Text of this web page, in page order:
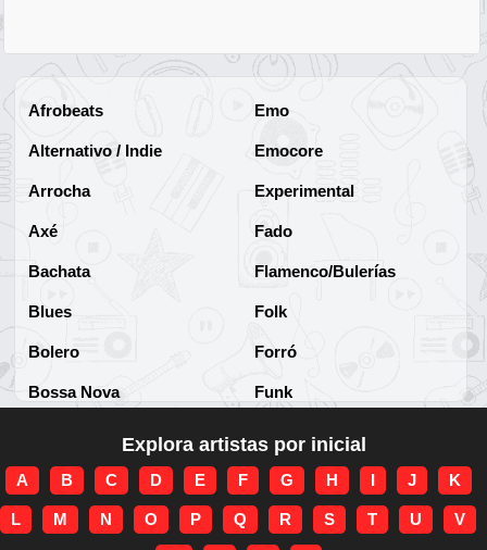
Afrobeats
Alternativo / Indie
Arrocha
Axé
Bachata
Blues
Bolero
Bossa Nova
Brega-funk
Cha-Cha
Emo
Emocore
Experimental
Fado
Flamenco/Bulerías
Folk
Forró
Funk
Funk Internacional
Gospel/Religioso
Explora artistas por inicial
A B C D E F G H I J K
L M N O P Q R S T U V